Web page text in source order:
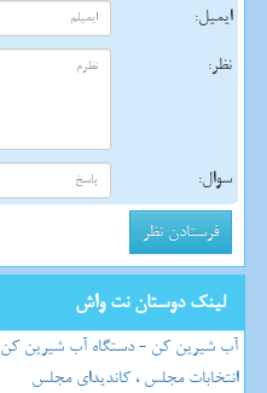
ایمیل:
نظر:
سوال:
لینک دوستان نت واش
آب شیرین کن - دستگاه آب شیرین کن
انتخابات مجلس ، کاندیدای مجلس